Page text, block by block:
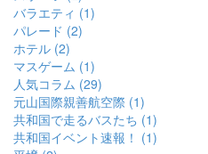
バラエティ (1)
パレード (2)
ホテル (2)
マスゲーム (1)
人気コラム (29)
元山国際親善航空際 (1)
共和国で走るバスたち (1)
共和国イベント速報！ (1)